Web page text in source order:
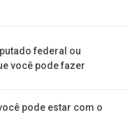
federal ou
você pode fazer
pode estar com o